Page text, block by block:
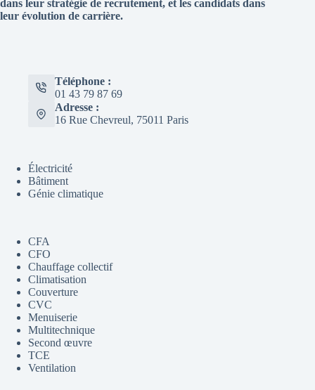
dans leur stratégie de recrutement, et les candidats dans
leur évolution de carrière.
Téléphone :
01 43 79 87 69
Adresse :
16 Rue Chevreul, 75011 Paris
Électricité
Bâtiment
Génie climatique
CFA
CFO
Chauffage collectif
Climatisation
Couverture
CVC
Menuiserie
Multitechnique
Second œuvre
TCE
Ventilation